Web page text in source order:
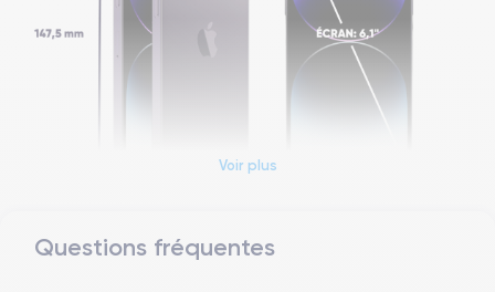
Dimensions et poids iPhone 14 Pro
Voir plus
Questions fréquentes